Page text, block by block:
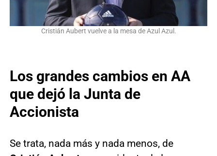
Cristián Aubert vuelve a la mesa de Azul Azul.
Los grandes cambios en AA
que dejó la Junta de
Accionista
Se trata, nada más y nada menos, de